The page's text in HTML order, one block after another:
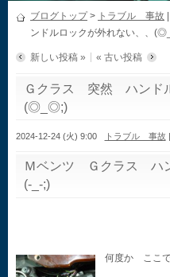
ブログトップ> トラブル 事故
ンドルロックが外れない、、
新しい投稿 » « 古い投稿
Ｇクラス 突然 ハンド
(◎_◎;)
2024-12-24 (火) 9:00 トラブル 事故 |
Ｍベンツ Ｇクラス ハン
(-_-;)
何度か ここ